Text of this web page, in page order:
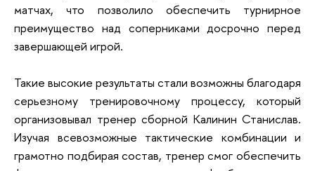
матчах, что позволило обеспечить турнирное
преимущество над соперниками досрочно перед
завершающей игрой.
Такие высокие результаты стали возможны благодаря
серьезному тренировочному процессу, который
организовывал тренер сборной Калинин Станислав.
Изучая всевозможные тактические комбинации и
грамотно подбирая состав, тренер смог обеспечить